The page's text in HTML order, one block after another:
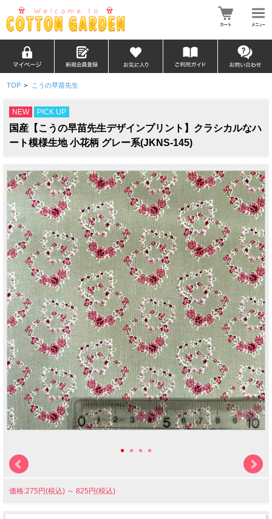
TOP > こうの早苗先生
NEW PICK UP
国産【こうの早苗先生デザインプリント】クラシカルなハ
ート模様生地 小花柄 グレー系(JKNS-145)
価格:275円(税込) ～ 825円(税込)